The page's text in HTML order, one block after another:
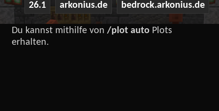
26.1 arkonius.de bedrock.arkonius.de
Du kannst mithilfe von/plot auto Plots
erhalten.